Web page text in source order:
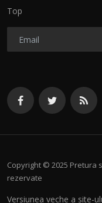
Top
Copyright © 2025 Pretura
rezervate
Versiunea veche a site-